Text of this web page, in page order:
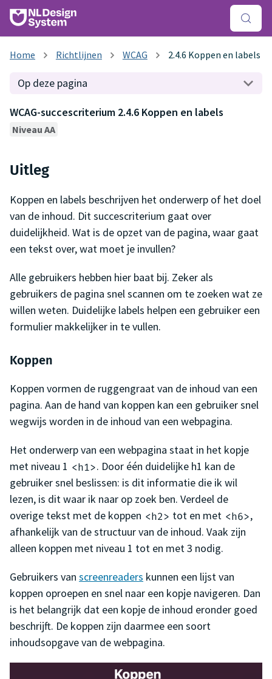
Richtlijnen WCAG 2.4.6 Koppen en labels
Op deze pagina
WCAG-succescriterium 2.4.6 Koppen en labels
Niveau AA
Uitleg
Koppen en labels beschrijven het onderwerp of het doel
van de inhoud. Dit succescriterium gaat over
duidelijkheid. Wat is de opzet van de pagina, waar gaat
een tekst over, wat moet je invullen?
Alle gebruikers hebben hier baat bij. Zeker als
gebruikers de pagina snel scannen om te zoeken wat ze
willen weten. Duidelijke labels helpen een gebruiker een
formulier makkelijker in te vullen.
Koppen
Koppen vormen de ruggengraat van de inhoud van een
pagina. Aan de hand van koppen kan een gebruiker snel
wegwijs worden in de inhoud van een webpagina.
Het onderwerp van een webpagina staat in het kopje
met niveau 1 <h1>. Door één duidelijke h1 kan de
gebruiker snel beslissen: is dit informatie die ik wil
lezen, is dit waar ik naar op zoek ben. Verdeel de
overige tekst met de koppen <h2> tot en met <h6>,
afhankelijk van de structuur van de inhoud. Vaak zijn
alleen koppen met niveau 1 tot en met 3 nodig.
Gebruikers van screenreaders kunnen een lijst van
koppen oproepen en snel naar een kopje navigeren. Dan
is het belangrijk dat een kopje de inhoud eronder goed
beschrijft. De koppen zijn daarmee een soort
inhoudsopgave van de webpagina.